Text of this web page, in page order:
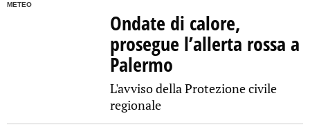
METEO
Ondate di calore,
prosegue l’allerta rossa a
Palermo
L'avviso della Protezione civile
regionale